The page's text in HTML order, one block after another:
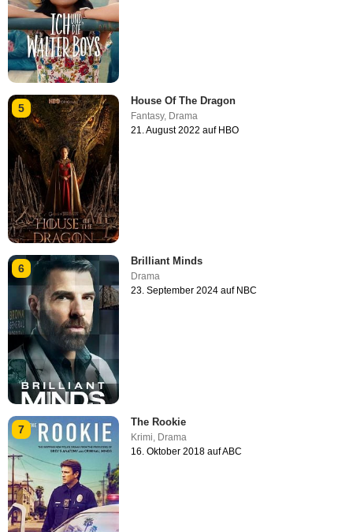
5
House Of The Dragon
Fantasy, Drama
21. August 2022 auf HBO
6
Brilliant Minds
Drama
23. September 2024 auf NBC
7
The Rookie
Krimi Drama
16. Oktober 2018 auf ABC